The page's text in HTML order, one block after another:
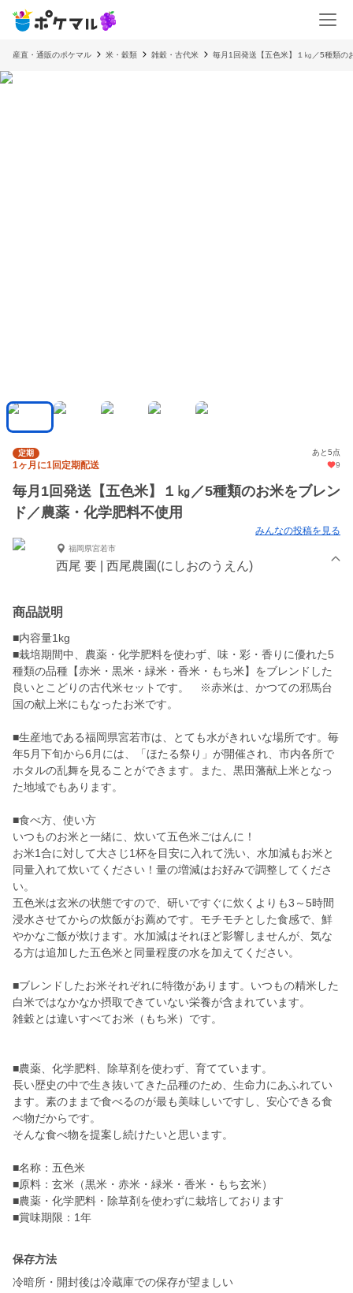
産直・通販のポケマル 米・穀類 雑穀・古代米 毎月1回発送【五色米】１㎏／5種類の
定期 あと5点
1ヶ月に1回定期配送 9
毎月1回発送【五色米】１㎏／5種類のお米をブレン
ド／農薬・化学肥料不使用
みんなの投稿を見る
福岡県宮若市
西尾 要 | 西尾農園(にしおのうえん)
商品説明
■内容量1kg
■栽培期間中、農薬・化学肥料を使わず、味・彩・香りに優れた5
種類の品種【赤米・黒米・緑米・香米・もち米】をブレンドした
良いとこどりの古代米セットです。 ※赤米は、かつての邪馬台
国の献上米にもなったお米です。
■生産地である福岡県宮若市は、とても水がきれいな場所です。毎
年5月下旬から6月には、「ほたる祭り」が開催され、市内各所で
ホタルの乱舞を見ることができます。また、黒田藩献上米となっ
た地域でもあります。
■食べ方、使い方
いつものお米と一緒に、炊いて五色米ごはんに！
お米1合に対して大さじ1杯を目安に入れて洗い、水加減もお米と
同量入れて炊いてください！量の増減はお好みで調整してくださ
い。
五色米は玄米の状態ですので、研いですぐに炊くよりも3～5時間
浸水させてからの炊飯がお薦めです。モチモチとした食感で、鮮
やかなご飯が炊けます。水加減はそれほど影響しませんが、気な
る方は追加した五色米と同量程度の水を加えてください。
■ブレンドしたお米それぞれに特徴があります。いつもの精米した
白米ではなかなか摂取できていない栄養が含まれています。
雑穀とは違いすべてお米（もち米）です。
■農薬、化学肥料、除草剤を使わず、育てています。
長い歴史の中で生き抜いてきた品種のため、生命力にあふれてい
ます。素のままで食べるのが最も美味しいですし、安心できる食
べ物だからです。
そんな食べ物を提案し続けたいと思います。
■名称：五色米
■原料：玄米（黒米・赤米・緑米・香米・もち玄米）
■農薬・化学肥料・除草剤を使わずに栽培しております
■賞味期限：1年
保存方法
冷暗所・開封後は冷蔵庫での保存が望ましい